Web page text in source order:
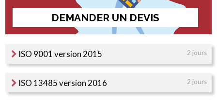
DEMANDER UN DEVIS
ISO 9001 version 2015 2 jours
ISO 13485 version 2016 2 jours